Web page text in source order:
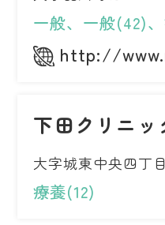
一般、一般(42)
http://
下田クリニッ
大字城東中央四丁
療養(12)